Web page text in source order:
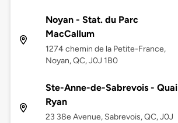
Noyan - Stat. du Parc
MacCallum
1274 chemin de la Petite-France,
Noyan, QC, J0J 1B0
Ste-Anne-de-Sabrevois - Quai
Ryan
23 38e Avenue, Sabrevois, QC, J0J